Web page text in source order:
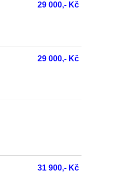
29 000,- Kč
29 000,- Kč
31 900,- Kč